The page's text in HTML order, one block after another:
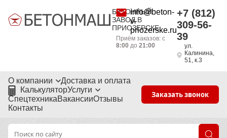
БЕТОННЫЙ
ЗАВОД В
ПРИОЗЕРСКЕ
info@beton-
v-
priozerske.ru
Приём заказов: с
8:00 до 21:00
+7 (812)
309-56-
39
ул.
Калинина,
51, к.3
О компании
Доставка и оплата
КалькуляторУслуги
СпецтехникаВакансииОтзывы
Контакты
Заказать звонок